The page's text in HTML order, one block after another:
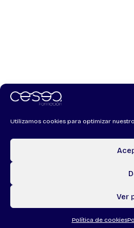
Utilizamos cookies para optimizar
Ver
Política de cookies